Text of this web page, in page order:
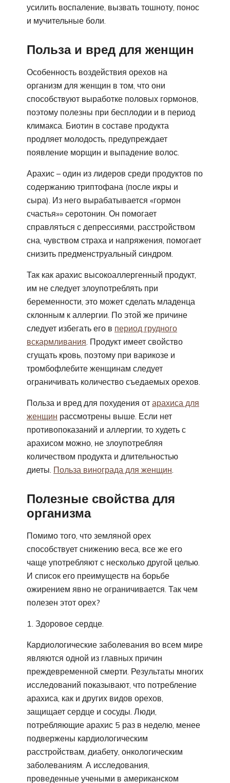
усилить воспаление, вызвать тошноту, понос
и мучительные боли.
Польза и вред для женщин
Особенность воздействия орехов на
организм для женщин в том, что они
способствуют выработке половых гормонов,
поэтому полезны при бесплодии и в период
климакса. Биотин в составе продукта
продляет молодость, предупреждает
появление морщин и выпадение волос.
Арахис – один из лидеров среди продуктов по
содержанию триптофана (после икры и
сыра). Из него вырабатывается «гормон
счастья»» серотонин. Он помогает
справляться с депрессиями, расстройством
сна, чувством страха и напряжения, помогает
снизить предменструальный синдром.
Так как арахис высокоаллергенный продукт,
им не следует злоупотреблять при
беременности, это может сделать младенца
склонным к аллергии. По этой же причине
следует избегать его в период грудного
вскармливания . Продукт имеет свойство
сгущать кровь, поэтому при варикозе и
тромбофлебите женщинам следует
ограничивать количество съедаемых орехов.
Польза и вред для похудения от арахиса для
женщин рассмотрены выше. Если нет
противопоказаний и аллергии, то худеть с
арахисом можно, не злоупотребляя
количеством продукта и длительностью
диеты. Польза винограда для женщин
Полезные свойства для
организма
Помимо того, что земляной орех
способствует снижению веса, все же его
чаще употребляют с несколько другой целью.
И список его преимуществ на борьбе
ожирением явно не ограничивается. Так чем
полезен этот орех?
Здоровое сердце.
Кардиологические заболевания во всем мире
являются одной из главных причин
преждевременной смерти. Результаты многих
исследований показывают, что потребление
арахиса, как и других видов орехов,
защищает сердце и сосуды. Люди,
потребляющие арахис 5 раз в неделю, менее
подвержены кардиологическим
расстройствам, диабету, онкологическим
заболеваниям. А исследования,
проведенные учеными в американском